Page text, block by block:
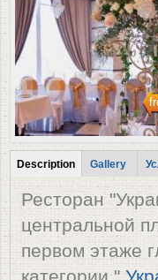
Tabs
Description
(active tab)
Gallery
Ресторан
центральной
первом этаже
категории "